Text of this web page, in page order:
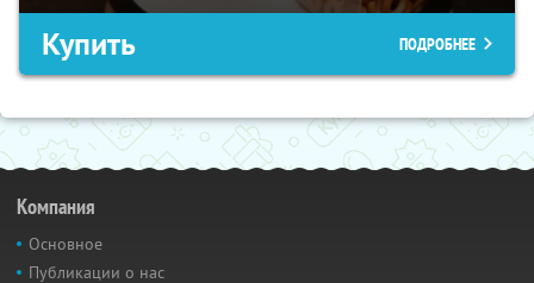
Купить ПОДРОБНЕЕ
Компания
Основное
Публикации о нас